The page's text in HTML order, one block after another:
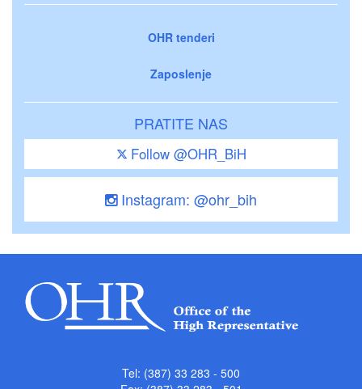
OHR tenderi
Zaposlenje
PRATITE NAS
Follow @OHR_BiH
Instagram: @ohr_bih
Tel: (387) 33 283 - 500